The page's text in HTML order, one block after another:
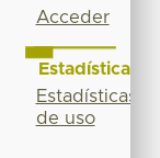
Acceder
Estadísticas
Estadísticas
de uso